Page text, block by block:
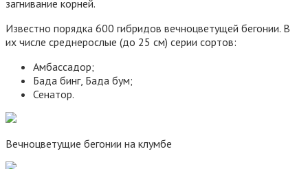
загнивание корней.
Известно порядка 600 гибридов вечноцветущей бегонии. В
их числе среднерослые (до 25 см) серии сортов:
Амбассадор;
Бада бинг, Бада бум;
Сенатор.
Вечноцветущие бегонии на клумбе